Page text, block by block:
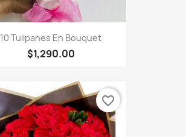
10 Tulipanes En Bouquet
$1,290.00
favorite_border